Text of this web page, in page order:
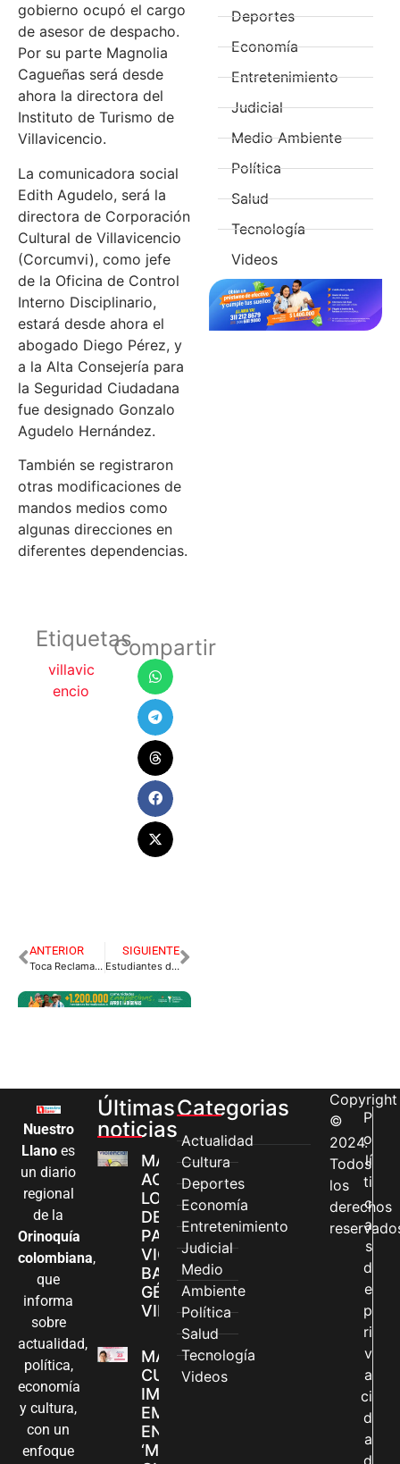
gobierno ocupó el cargo
de asesor de despacho.
Por su parte Magnolia
Cagueñas será desde
ahora la directora del
Instituto de Turismo de
Villavicencio.
La comunicadora social
Edith Agudelo, será la
directora de Corporación
Cultural de Villavicencio
(Corcumvi), como jefe
de la Oficina de Control
Interno Disciplinario,
estará desde ahora el
abogado Diego Pérez, y
a la Alta Consejería para
la Seguridad Ciudadana
fue designado Gonzalo
Agudelo Hernández.
También se registraron
otras modificaciones de
mandos medios como
algunas direcciones en
diferentes dependencias.
Etiquetas
villavic
encio
Compartir
ANTERIOR
Toca Reclamar para que Compensen Cobros Excesivos de los Servicios de la EMSA y LlanoGas.
SIGUIENTE
Estudiantes de Unillanos se toman sede Barcelona para Protestar.
Deportes
Economía
Entretenimiento
Judicial
Medio Ambiente
Política
Salud
Tecnología
Videos
Nuestro
Llano es
un diario
regional
de la
Orinoquía
colombiana,
que
informa
sobre
actualidad,
política,
economía
y cultura,
con un
enfoque
Últimas
noticias
MÁS MUJERES
ACCEDEN A
LOS CANALES
DE ATENCIÓN
PARA
VIOLENCIAS
BASADAS EN
GÉNERO EN
VILLAVICENCIO
MADRES
CUIDADORAS
IMPULSAN SUS
EMPRENDIMIENTOS
EN LA FERIA
‘MANOS QUE
Categorias
Actualidad
Cultura
Deportes
Economía
Entretenimiento
Judicial
Medio
Ambiente
Política
Salud
Tecnología
Videos
Copyright
©
2024.
Todos
los
derechos
P
o
lí
ti
c
a
s
d
e
p
ri
v
a
ci
d
a